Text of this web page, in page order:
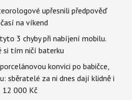
upřesnili předpověď
na víkend
3 chyby při nabíjení mobilu.
si tím ničí baterku
konvici po babičce,
sběratelé za ni dnes dají klidně i
12 000 Kč